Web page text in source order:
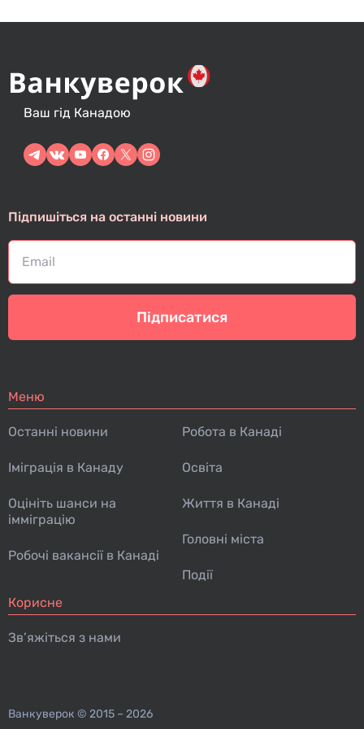
Ваш гід Канадою
Підпишіться на останні новини
Підписатися
Меню
Останні новини
Іміграція в Канаду
Оцініть шанси на
імміграцію
Робочі вакансії в Канаді
Робота в Канаді
Освіта
Життя в Канаді
Головні міста
Події
Корисне
Зв’яжіться з нами
Ванкуверок © 2015 – 2026